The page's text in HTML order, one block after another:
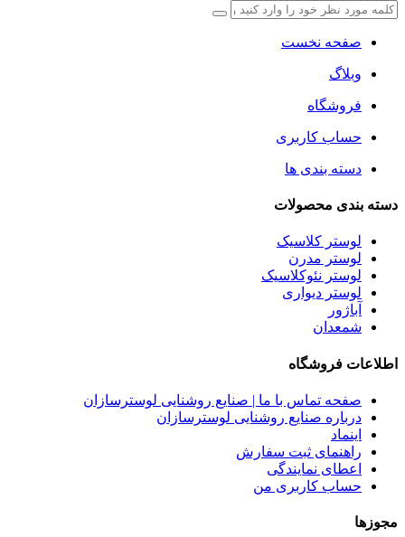
صفحه نخست
وبلاگ
فروشگاه
حساب کاربری
دسته بندی ها
دسته بندی محصولات
لوستر کلاسیک
لوستر مدرن
لوستر نئوکلاسیک
لوستر دیواری
آباژور
شمعدان
اطلاعات فروشگاه
صفحه تماس با ما | صنایع روشنایی لوسترسازان
درباره صنایع روشنایی لوسترسازان
اینماد
راهنمای ثبت سفارش
اعطای نمایندگی
حساب کاربری من
مجوزها